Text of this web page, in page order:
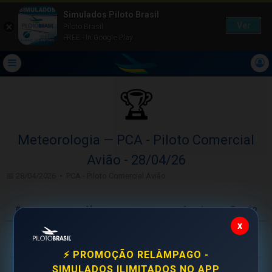
🏆
Meteorologia — PCA - Piloto Comercial
Avião - 28/04/26
# Aluno Acertos Tempo
F
24m
x
⚡ PROMOÇÃO RELÂMPAGO -
SIMULADOS ILIMITADOS NO APP
Simulados Piloto Brasil
Piloto Brasil
FREE - In Google Play